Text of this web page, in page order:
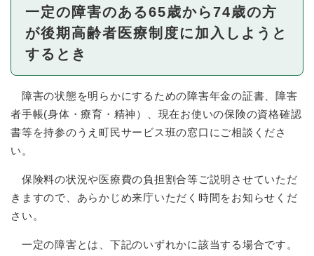
一定の障害のある65歳から74歳の方
が後期高齢者医療制度に加入しようと
するとき
障害の状態を明らかにするための障害年金の証書、障害
者手帳(身体・療育・精神）、現在お使いの保険の資格確認
書等を持参のうえ町民サービス班の窓口にご相談くださ
い。
保険料の状況や医療費の負担割合等ご説明させていただ
きますので、あらかじめ来庁いただく時間をお知らせくだ
さい。
一定の障害とは、下記のいずれかに該当する場合です。